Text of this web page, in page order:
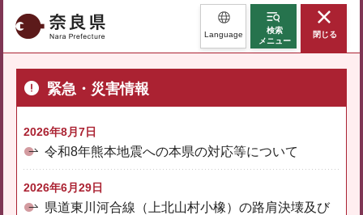
奈良県 Language
検索
メニュー
閉じる
緊急・災害情報
2026年8月7日
令和8年熊本地震への本県の対応等について
2026年6月29日
県道東川河合線（上北山村小橡）の路肩決壊及び